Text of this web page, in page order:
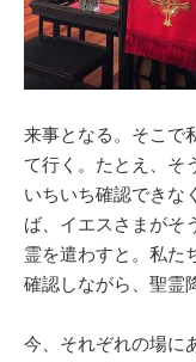
来事となる。そこで
て行く。たとえ、そ
いちいち確認できな
ば、イエスさまがそ
霊を遣わすと。私た
確認しながら、聖霊
今、それぞれの場に